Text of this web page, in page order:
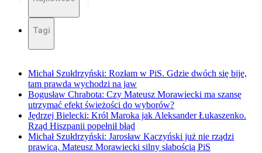
Tagi
Michał Szułdrzyński: Rozłam w PiS. Gdzie dwóch się bije,
tam prawda wychodzi na jaw
Bogusław Chrabota: Czy Mateusz Morawiecki ma szansę
utrzymać efekt świeżości do wyborów?
Jędrzej Bielecki: Król Maroka jak Aleksander Łukaszenko.
Rząd Hiszpanii popełnił błąd
Michał Szułdrzyński: Jarosław Kaczyński już nie rządzi
prawicą. Mateusz Morawiecki silny słabością PiS